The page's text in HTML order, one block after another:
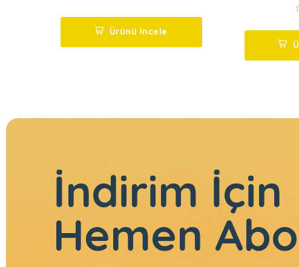
5
Ürünü İncele
5
İndirim İçin
Hemen